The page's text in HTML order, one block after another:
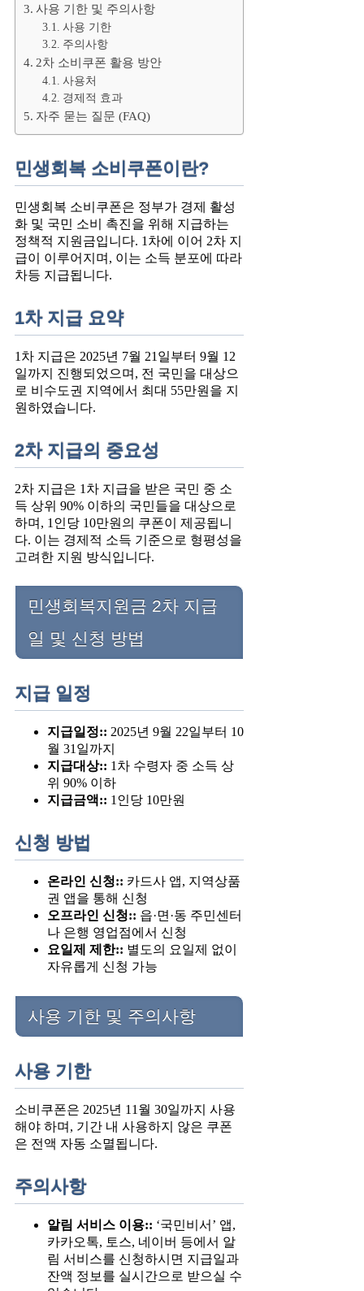
사용 기한 및 주의사항
사용 기한
주의사항
2차 소비쿠폰 활용 방안
사용처
경제적 효과
자주 묻는 질문 (FAQ)
민생회복 소비쿠폰이란?
민생회복 소비쿠폰은 정부가 경제 활성
화 및 국민 소비 촉진을 위해 지급하는
정책적 지원금입니다. 1차에 이어 2차 지
급이 이루어지며, 이는 소득 분포에 따라
차등 지급됩니다.
1차 지급 요약
1차 지급은 2025년 7월 21일부터 9월 12
일까지 진행되었으며, 전 국민을 대상으
로 비수도권 지역에서 최대 55만원을 지
원하였습니다.
2차 지급의 중요성
2차 지급은 1차 지급을 받은 국민 중 소
득 상위 90% 이하의 국민들을 대상으로
하며, 1인당 10만원의 쿠폰이 제공됩니
다. 이는 경제적 소득 기준으로 형평성을
고려한 지원 방식입니다.
민생회복지원금 2차 지급
일 및 신청 방법
지급 일정
지급일정:: 2025년 9월 22일부터 10
월 31일까지
지급대상:: 1차 수령자 중 소득 상
위 90% 이하
지급금액:: 1인당 10만원
신청 방법
온라인 신청:: 카드사 앱, 지역상품
권 앱을 통해 신청
오프라인 신청:: 읍·면·동 주민센터
나 은행 영업점에서 신청
요일제 제한:: 별도의 요일제 없이
자유롭게 신청 가능
사용 기한 및 주의사항
사용 기한
소비쿠폰은 2025년 11월 30일까지 사용
해야 하며, 기간 내 사용하지 않은 쿠폰
은 전액 자동 소멸됩니다.
주의사항
알림 서비스 이용:: ‘국민비서’ 앱,
카카오톡, 토스, 네이버 등에서 알
림 서비스를 신청하시면 지급일과
잔액 정보를 실시간으로 받으실 수